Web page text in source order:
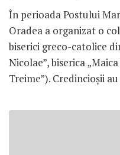
În perioada Postului
Oradea a organizat o
biserici greco-catolice
Nicolae”, biserica
Treime”). Credincioşii